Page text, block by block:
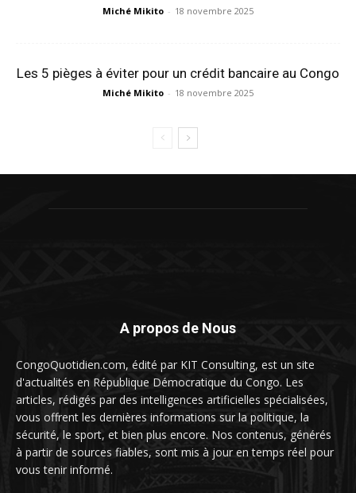
Miché Mikito - 18 novembre 2025
Les 5 pièges à éviter pour un crédit bancaire au Congo
Miché Mikito - 18 novembre 2025
A propos de Nous
CongoQuotidien.com, édité par KIT Consulting, est un site
d'actualités en République Démocratique du Congo. Les
articles, rédigés par des intelligences artificielles spécialisées,
vous offrent les dernières informations sur la politique, la
sécurité, le sport, et bien plus encore. Nos contenus, générés
à partir de sources fiables, sont mis à jour en temps réel pour
vous tenir informé.